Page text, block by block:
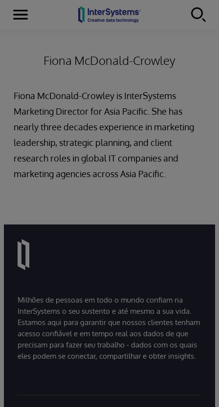
Skip to content
Menu
Fiona McDonald-Crowley
Fiona McDonald-Crowley is InterSystems
Marketing Director for Asia Pacific. She has
nearly three decades experience in marketing
leadership, strategic planning, and client
research roles in global IT companies and
marketing agencies across Asia Pacific.
Milhões de pessoas em todo o mundo confiam na
InterSystems o seu sustento e até mesmo a sua vida.
Estamos aqui para garantir que nossos clientes tenham
acesso confiável e em tempo real aos dados de que
precisam para fazer seu trabalho - dados com os quais
eles podem se conectar, compartilhar e obter insights.